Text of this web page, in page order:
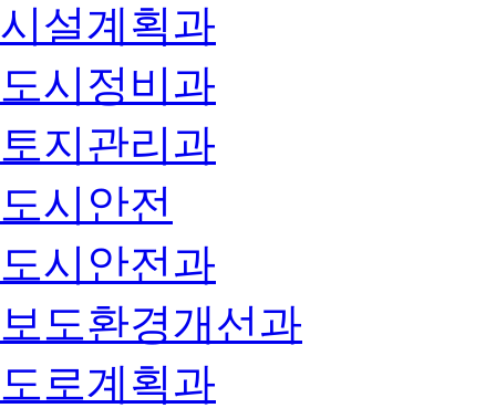
시설계획과
도시정비과
토지관리과
도시안전
도시안전과
보도환경개선과
도로계획과